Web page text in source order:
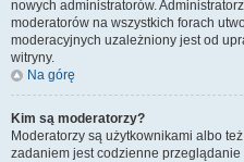
nowych administratorów.
moderatorów na wszystkich forach
moderacyjnych uzależniony jest od
witryny.
Na górę
Kim są moderatorzy?
Moderatorzy są użytkownikami albo
zadaniem jest codzienne